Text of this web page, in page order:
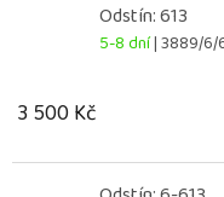
Odstín: 613
5-8 dní| 3889/6/
3 500 Kč